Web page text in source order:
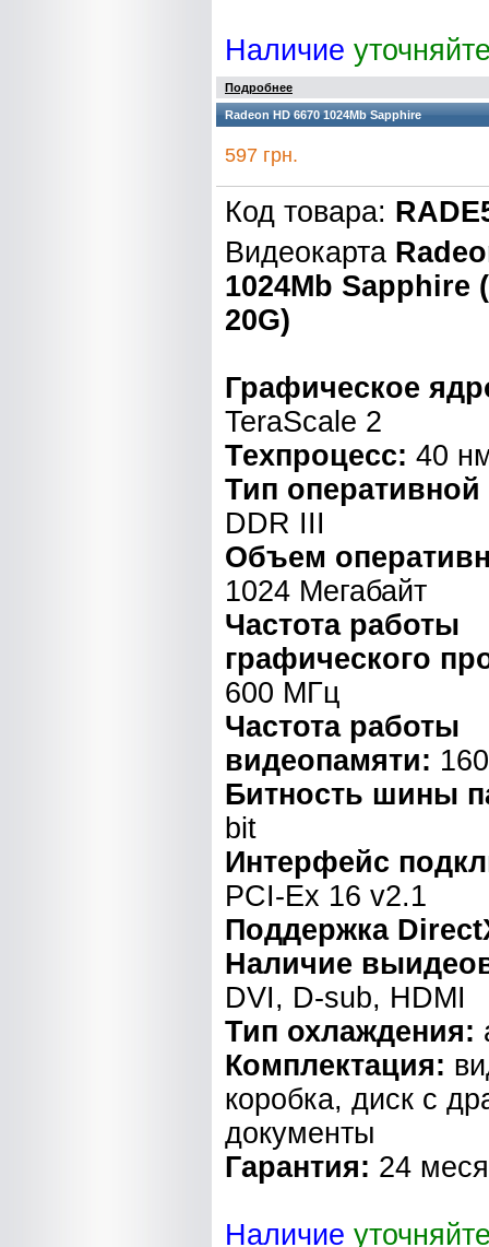
Наличие
Подробнее
Radeon HD 6670 1024Mb Sapphire
597 грн.
Код товара:
Видеокарта
1024Mb Sapphire
20G)
Графическое
TeraScale 2
Техпроцесс: 40
Тип
DDR III
Объем
1024 Мегабайт
Частота работы
графического
600 МГц
Частота работы
видеопамяти:
Битность шины
bit
Интерфейс
PCI-Ex 16 v2.1
Поддержка
Наличие
DVI, D-sub, HDMI
Тип охлаждения:
Комплектация:
коробка, диск с
документы
Гарантия: 24
Наличие